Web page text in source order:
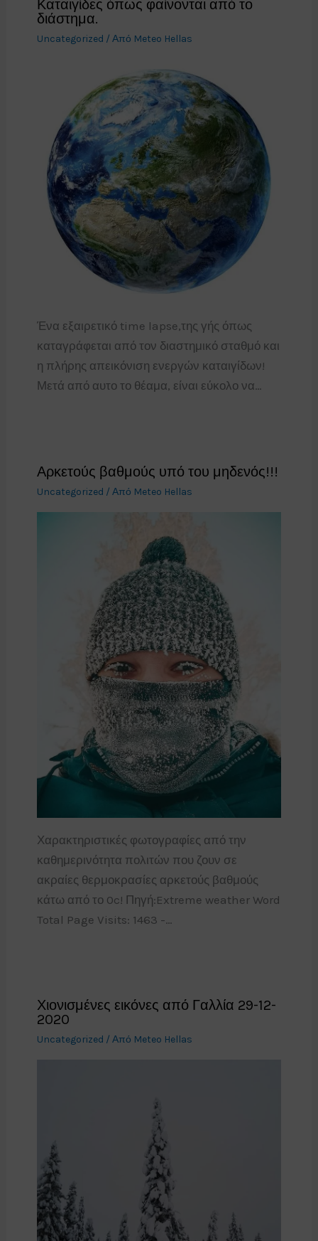
Καταιγίδες όπως φαίνονται από το
διάστημα.
Uncategorized / Από Meteo Hellas
Ένα εξαιρετικό time lapse,της γής όπως
καταγράφεται από τον διαστημικό σταθμό και
η πλήρης απεικόνιση ενεργών καταιγίδων!
Μετά από αυτο το θέαμα, είναι εύκολο να…
Αρκετούς βαθμούς υπό του μηδενός!!!
Uncategorized / Από Meteo Hellas
Χαρακτηριστικές φωτογραφίες από την
καθημερινότητα πολιτών που ζουν σε
ακραίες θερμοκρασίες αρκετούς βαθμούς
κάτω από το 0c! Πηγή:Extreme weather Word
Total Page Visits: 1463 -…
Χιονισμένες εικόνες από Γαλλία 29-12-
2020
Uncategorized / Από Meteo Hellas